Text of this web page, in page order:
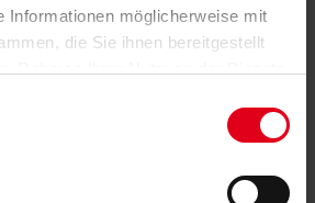
Informationen möglicherweise mit
die Sie ihnen bereitgestellt